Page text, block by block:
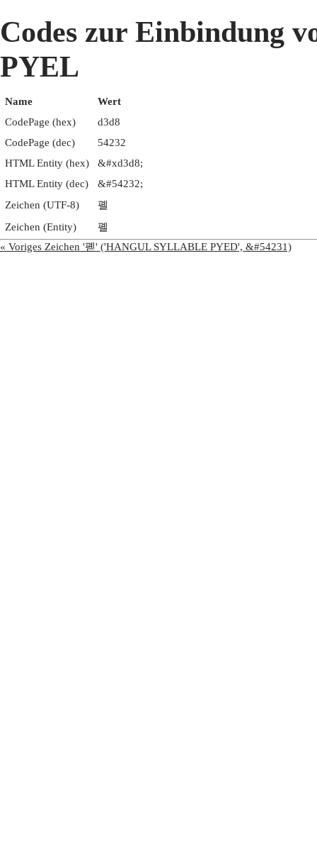
Codes zur Einbindung
PYEL
Name
Wert
CodePage (hex)
d3d8
CodePage (dec)
54232
HTML Entity (hex)
&#xd3d8;
HTML Entity (dec)
&#54232;
Zeichen (UTF-8)
폘
Zeichen (Entity)
폘
« Voriges Zeichen '폗' ('HANGUL SYLLABLE PYED', &#54231)